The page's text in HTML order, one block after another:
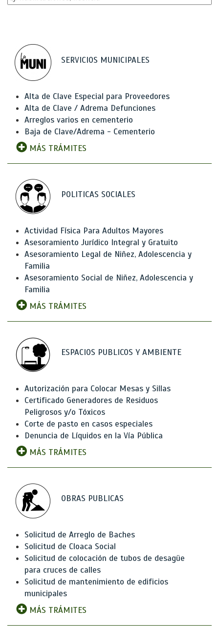
SERVICIOS MUNICIPALES
Alta de Clave Especial para Proveedores
Alta de Clave / Adrema Defunciones
Arreglos varios en cementerio
Baja de Clave/Adrema - Cementerio
MÁS TRÁMITES
POLITICAS SOCIALES
Actividad Física Para Adultos Mayores
Asesoramiento Jurídico Integral y Gratuito
Asesoramiento Legal de Niñez, Adolescencia y
Familia
Asesoramiento Social de Niñez, Adolescencia y
Familia
MÁS TRÁMITES
ESPACIOS PUBLICOS Y AMBIENTE
Autorización para Colocar Mesas y Sillas
Certificado Generadores de Residuos
Peligrosos y/o Tóxicos
Corte de pasto en casos especiales
Denuncia de Líquidos en la Vía Pública
MÁS TRÁMITES
OBRAS PUBLICAS
Solicitud de Arreglo de Baches
Solicitud de Cloaca Social
Solicitud de colocación de tubos de desagüe
para cruces de calles
Solicitud de mantenimiento de edificios
municipales
MÁS TRÁMITES